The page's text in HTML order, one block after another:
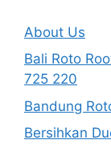
About Us
Bali Roto
725 220
Bandung
Bersihkan